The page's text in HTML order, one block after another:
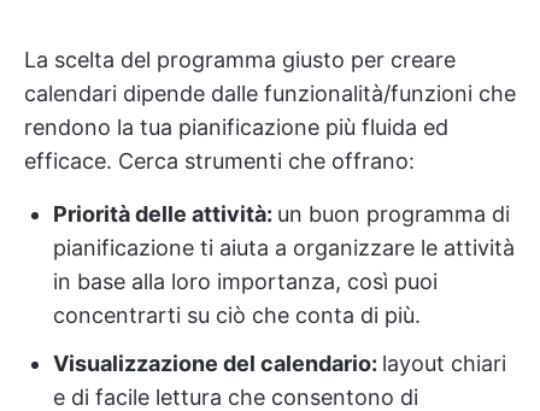
La scelta del programma giusto per creare
calendari dipende dalle funzionalità/funzioni che
rendono la tua pianificazione più fluida ed
efficace. Cerca strumenti che offrano:
Priorità delle attività: un buon programma di
pianificazione ti aiuta a organizzare le attività
in base alla loro importanza, così puoi
concentrarti su ciò che conta di più.
Visualizzazione del calendario: layout chiari
e di facile lettura che consentono di